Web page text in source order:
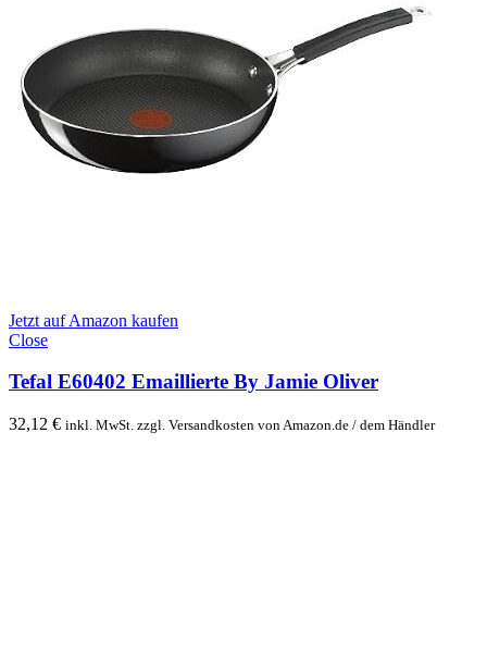
Jetzt auf Amazon kaufen
Close
Tefal E60402 Emaillierte By Jamie Oliver
32,12 € inkl. MwSt. zzgl. Versandkosten von Amazon.de / dem Händler